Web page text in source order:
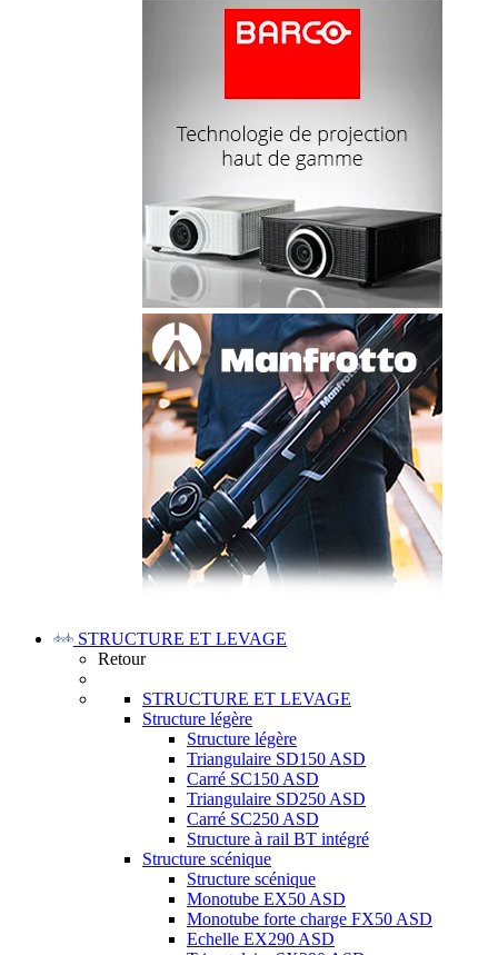
STRUCTURE ET LEVAGE
Retour
STRUCTURE ET LEVAGE
Structure légère
Structure légère
Triangulaire SD150 ASD
Carré SC150 ASD
Triangulaire SD250 ASD
Carré SC250 ASD
Structure à rail BT intégré
Structure scénique
Structure scénique
Monotube EX50 ASD
Monotube forte charge FX50 ASD
Echelle EX290 ASD